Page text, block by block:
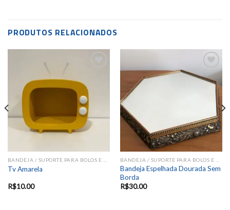
PRODUTOS RELACIONADOS
wishlist
Tv Amarela
R$10.00
Add to
wishlist
Bandeja Espelhada Dourada Sem
Borda
R$30.00